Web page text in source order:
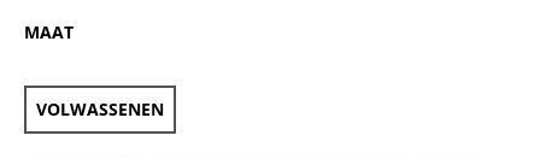
MAAT
VOLWASSENEN